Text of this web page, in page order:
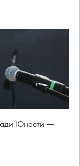
Юности —